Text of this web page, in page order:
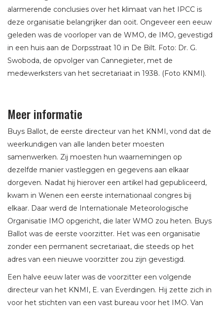
alarmerende conclusies over het klimaat van het IPCC is
deze organisatie belangrijker dan ooit. Ongeveer een eeuw
geleden was de voorloper van de WMO, de IMO, gevestigd
in een huis aan de Dorpsstraat 10 in De Bilt. Foto: Dr. G.
Swoboda, de opvolger van Cannegieter, met de
medewerksters van het secretariaat in 1938. (Foto KNMI).
Meer informatie
Buys Ballot, de eerste directeur van het KNMI, vond dat de
weerkundigen van alle landen beter moesten
samenwerken. Zij moesten hun waarnemingen op
dezelfde manier vastleggen en gegevens aan elkaar
dorgeven. Nadat hij hierover een artikel had gepubliceerd,
kwam in Wenen een eerste internationaal congres bij
elkaar. Daar werd de Internationale Meteorologische
Organisatie IMO opgericht, die later WMO zou heten. Buys
Ballot was de eerste voorzitter. Het was een organisatie
zonder een permanent secretariaat, die steeds op het
adres van een nieuwe voorzitter zou zijn gevestigd.
Een halve eeuw later was de voorzitter een volgende
directeur van het KNMI, E. van Everdingen. Hij zette zich in
voor het stichten van een vast bureau voor het IMO. Van